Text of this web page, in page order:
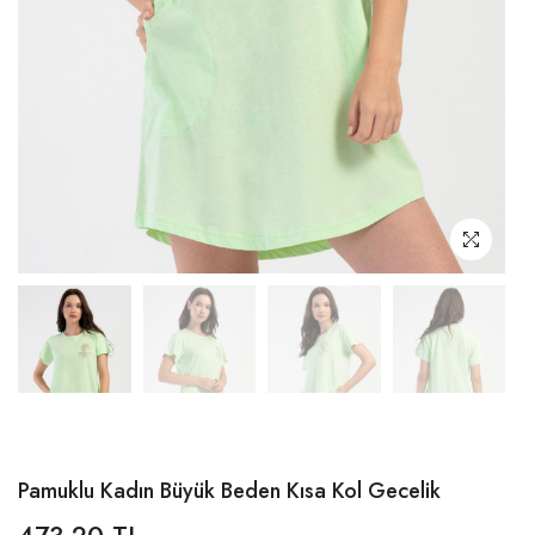
Pamuklu Kadın Büyük Beden Kısa Kol Gecelik